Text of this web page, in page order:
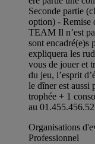
Seconde partie
option) -
TEAM Il n’est
sont encadré(e)s
expliquera les
vous de jouer et
du jeu, l’esprit
le dîner est aussi
trophée + 1
au 01.455.456.52
Organisations
Professionnel